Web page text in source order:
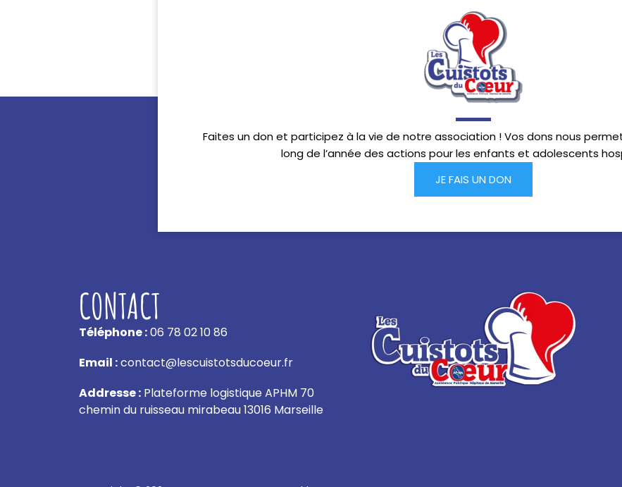
Faites un don et participez à la vie de notre association ! Vos dons nous
long de l’année des actions pour les enfants et adolescents
JE FAIS UN DON
CONTACT
Téléphone :06 78 02 10 86
Email :contact@lescuistotsducoeur.fr
Addresse : Plateforme logistique APHM 70
chemin du ruisseau mirabeau 13016 Marseille